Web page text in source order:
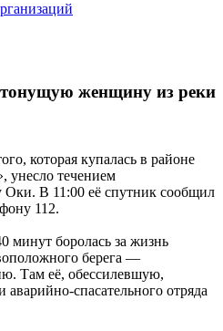
женщину из реки
которая купалась в районе
унесло течением
Оки. В 11:00 её спутник сообщил
112.
минут боролась за жизнь
берега —
Там её, обессилевшую,
спасательного отряда